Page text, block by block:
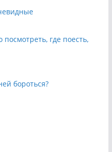
где поесть,
бороться?